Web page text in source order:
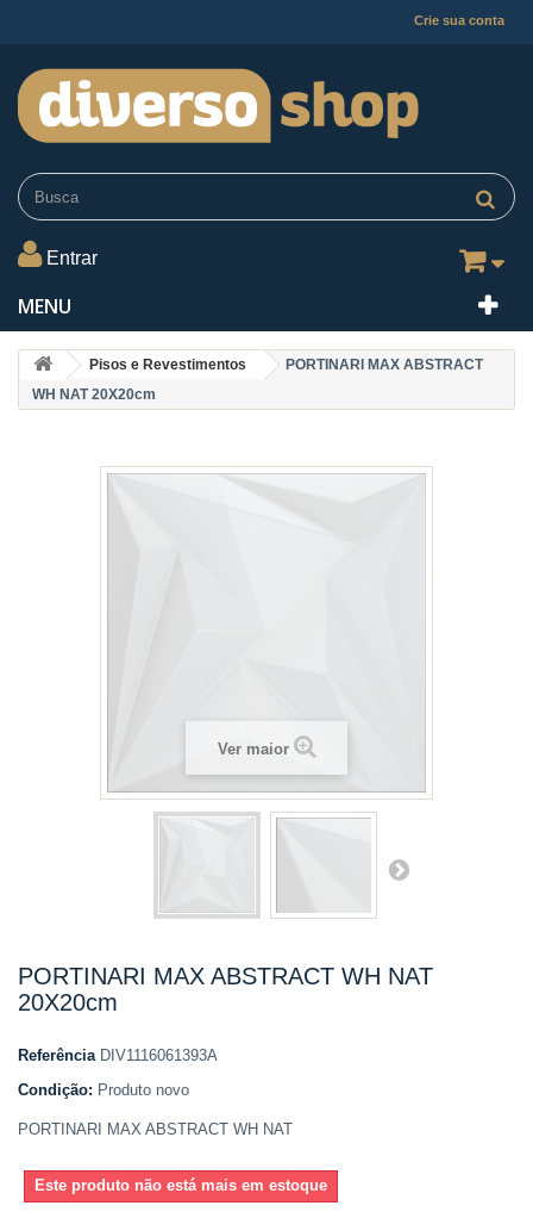
Crie sua conta
Entrar
MENU
Pisos e Revestimentos
PORTINARI MAX ABSTRACT
WH NAT 20X20cm
Ver maior
PORTINARI MAX ABSTRACT WH NAT
20X20cm
Referência DIV1116061393A
Condição: Produto novo
PORTINARI MAX ABSTRACT WH NAT
Este produto não está mais em estoque